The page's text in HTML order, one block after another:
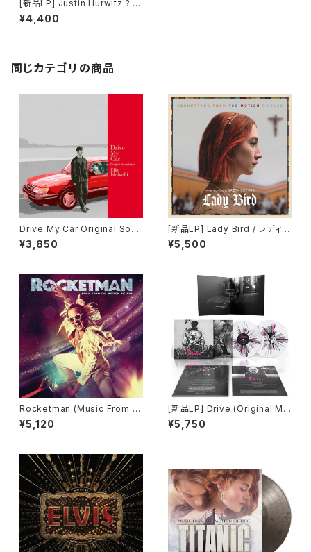
[新品LP] Justin Hurwitz ? L
¥4,400
同じカテゴリの商品
Drive My Car Original Soun
dtrack＜初回限定生産盤＞
¥3,850
[新品LP] Lady Bird / レディ・
バード
¥5,500
Rocketman (Music From th
e Motion Picture)
¥5,120
[新品LP] Drive (Original Mo
tion Picture Soundtrack) -
Cliff Martinez / 「ドライヴ」
¥5,750